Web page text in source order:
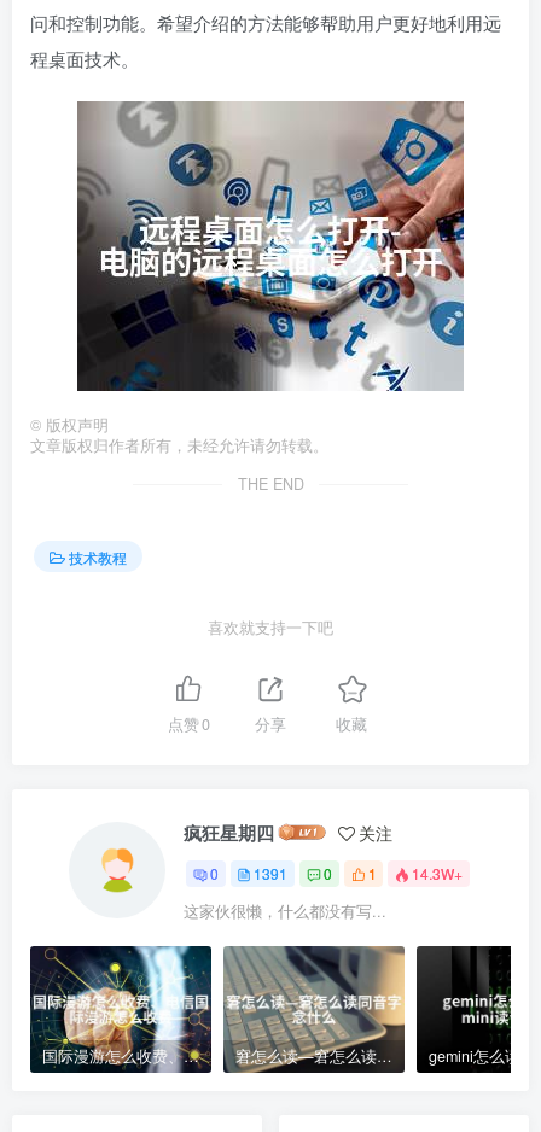
问和控制功能。希望介绍的方法能够帮助用户更好地利用远
程桌面技术。
© 版权声明
文章版权归作者所有，未经允许请勿转载。
THE END
技术教程
喜欢就支持一下吧
点赞0 分享 收藏
疯狂星期四 关注
0 1391 0 1 14.3W+
这家伙很懒，什么都没有写...
国际漫游怎么收费、电信国际漫游怎么收费 窘怎么读—窘怎么读同音字念什么